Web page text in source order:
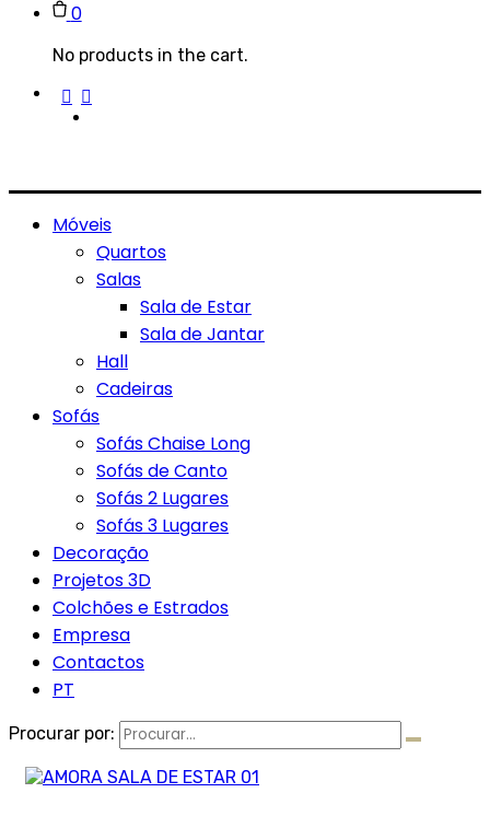
0
No products in the cart.
Móveis
Quartos
Salas
Sala de Estar
Sala de Jantar
Hall
Cadeiras
Sofás
Sofás Chaise Long
Sofás de Canto
Sofás 2 Lugares
Sofás 3 Lugares
Decoração
Projetos 3D
Colchões e Estrados
Empresa
Contactos
PT
Procurar por: